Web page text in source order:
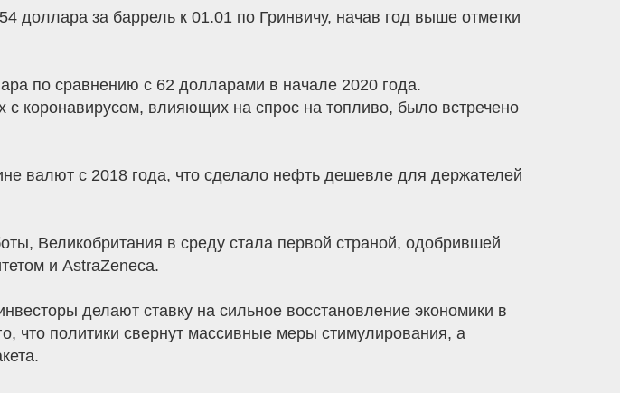
за баррель к 01.01 по Гринвичу, начав год выше отметки
по сравнению с 62 долларами в начале 2020 года.
коронавирусом, влияющих на спрос на топливо, было встречено
валют с 2018 года, что сделало нефть дешевле для держателей
Великобритания в среду стала первой страной, одобрившей
и AstraZeneca.
делают ставку на сильное восстановление экономики в
что политики свернут массивные меры стимулирования, а